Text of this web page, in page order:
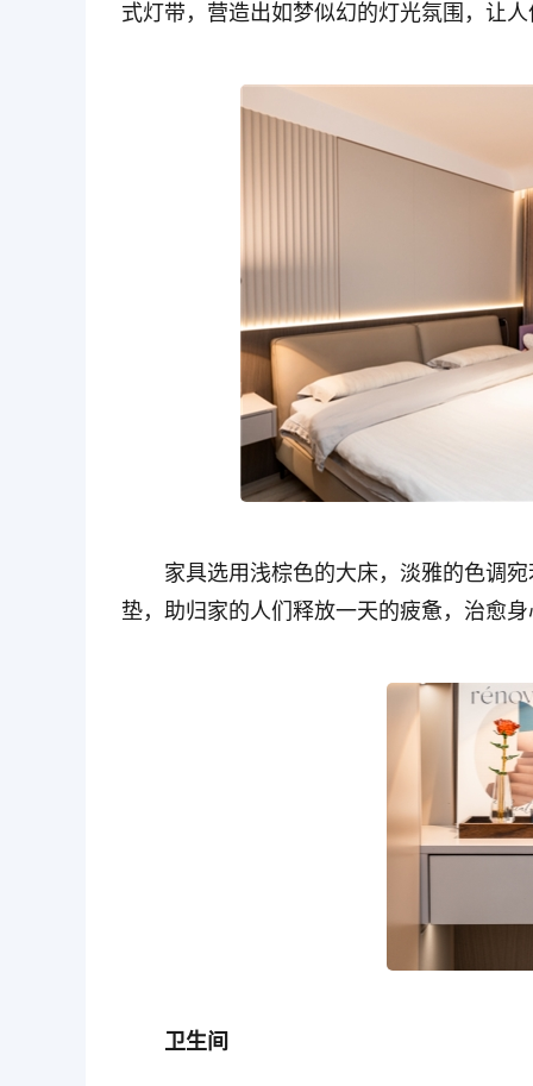
式灯带，营造出如梦似幻的灯光氛围，让
家具选用浅棕色的大床，淡雅的色调
垫，助归家的人们释放一天的疲惫，治愈身
卫生间